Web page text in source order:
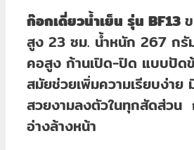
ก๊อกเดี่ยวน้ำเย็น รุ่น BF13
สูง 23 ซม. น้ำหนัก 267 กรั
คอสูง ก้านเปิด-ปิด แบบปัด
สมัยช่วยเพิ่มความเรียบง่าย
สวยงามลงตัวในทุกสัดส่วน
อ่างล้างหน้า